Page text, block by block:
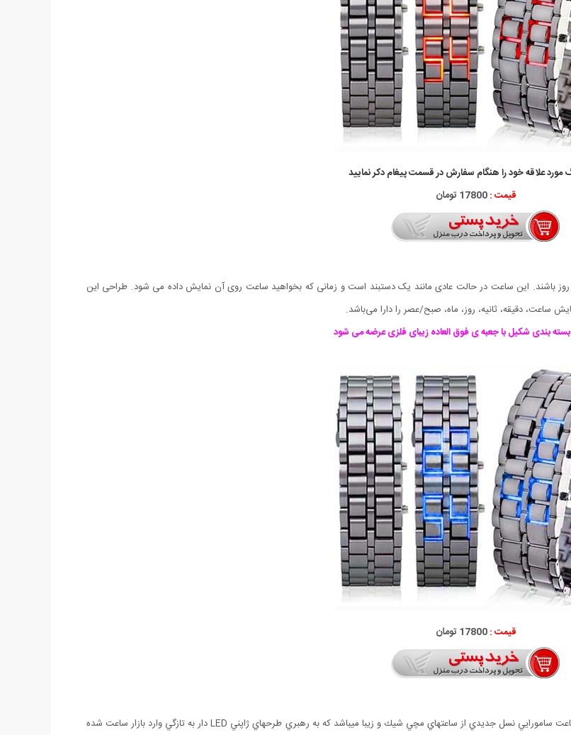
مورد علاقه خود را هنگام سفارش در قسمت پیغام دکر نمایید
قیمت :
باشند. این ساعت در حالت عادی مانند یک دستبند است و زمانی که بخواهید ساعت روی آن نمایش داده می شود. طراحی اين
ساعت، دقیقه، ثانیه، روز، ماه، صبح/عصر را دارا می‌باشد.
بندی شکیل با جعبه ی فوق العاده زیبای فلزی عرضه می شود
قیمت :17800 تومان
اين ساعت با تمامي ساعت هاي انالوگ و يا ديجيتال هاي قديمي فرق مي كند. ساعت سامورايي نسل جديدي از ساعتهاي مچي شيك و زيبا ميباشد كه به رهبري طرحهاي ژاپني LED دار به تازگي وارد بازار ساعت شده